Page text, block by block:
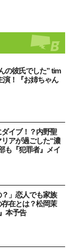
の彼氏でした” tim
演！『お姉ちゃん
イブ！？内野聖
アが過ごした“濃
も『犯罪者』メイ
？」恋人でも家族
在とは？松岡茉
本予告